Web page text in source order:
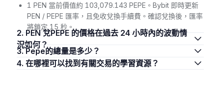
1 PEN 當前價值約 103,079.143 PEPE。Bybit 即時更新
PEN / PEPE 匯率，且免收兌換手續費。確認兌換後，匯率
將鎖定 15 秒。
2. PEN 兌PEPE 的價格在過去 24 小時內的波動情
況如何？
3. Pepe的總量是多少？
4. 在哪裡可以找到有關交易的學習資源？